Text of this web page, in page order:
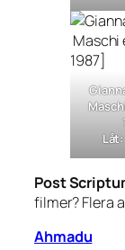
Post
filmer? Flera
Ahmadu